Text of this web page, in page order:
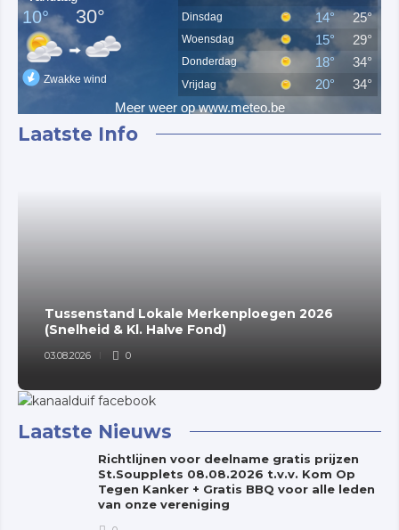
Laatste Info
Tussenstand Lokale Merkenploegen 2026
(Snelheid & Kl. Halve Fond)
03.08.2026 0
Laatste Nieuws
Richtlijnen voor deelname gratis prijzen
St.Soupplets 08.08.2026 t.v.v. Kom Op
Tegen Kanker + Gratis BBQ voor alle leden
van onze vereniging